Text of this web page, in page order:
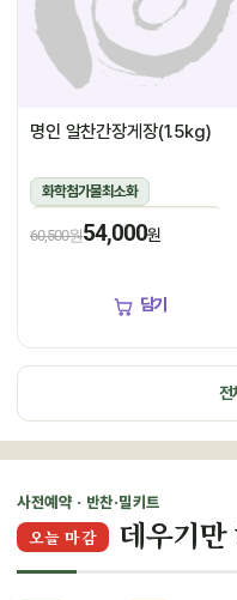
명인 알찬간장게장(1.5kg)
화학첨가물최소화
1.5kg(꽃게450g,장물1,050g)
냉장
60,500원54,000원
담기
전
사전예약 · 반찬·밀키트
오늘 마감 데우기